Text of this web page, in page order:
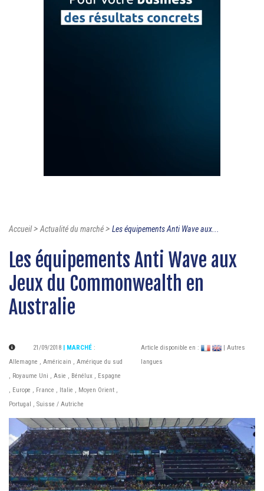
Accueil>Actualité du marché> Les équipements Anti Wave aux...
Les équipements Anti Wave aux
Jeux du Commonwealth en
Australie
21/09/2018 | MARCHÉ :
Allemagne , Américain , Amérique du sud
, Royaume Uni , Asie , Bénélux , Espagne
, Europe , France , Italie , Moyen Orient ,
Portugal
, Suisse / Autriche
Article disponible en :
| Autres
langues